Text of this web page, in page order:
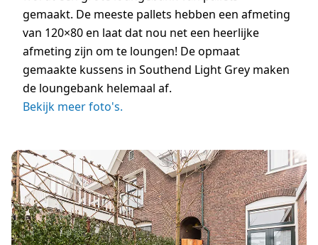
gemaakt. De meeste pallets hebben een afmeting
van 120×80 en laat dat nou net een heerlijke
afmeting zijn om te loungen! De opmaat
gemaakte kussens in Southend Light Grey maken
de loungebank helemaal af.
Bekijk meer foto's.